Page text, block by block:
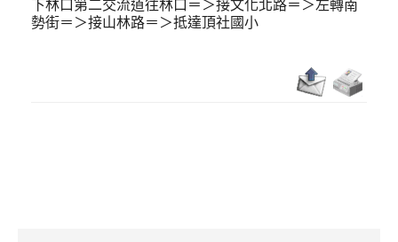
下林口第二交流道往林口＝＞接文化北路＝＞左轉南
勢街＝＞接山林路＝＞抵達頂社國小